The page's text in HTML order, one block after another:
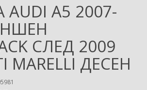
A5 2007-
СЛЕД 2009
MARELLI ДЕСЕН